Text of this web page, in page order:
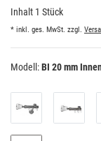
Inhalt 1 Stück
* inkl. ges. MwSt. zzgl.
Modell:BI 20 mm